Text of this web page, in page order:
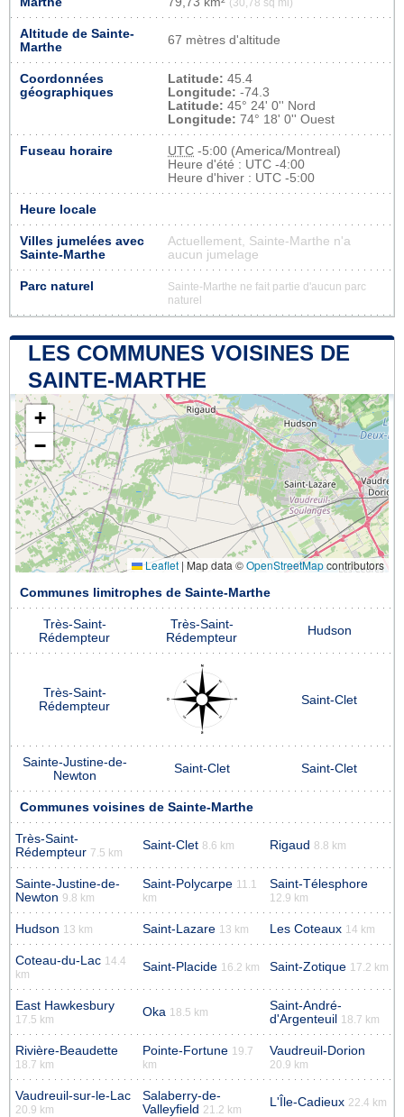
(30,78 sq mi)
Altitude de Sainte-
Marthe
67 mètres d'altitude
Coordonnées
géographiques
Latitude: 45.4
Longitude: -74.3
Latitude: 45° 24' 0'' Nord
Longitude: 74° 18' 0'' Ouest
Fuseau horaire UTC -5:00 (America/Montreal)
Heure d'été : UTC -4:00
Heure d'hiver : UTC -5:00
Heure locale
Villes jumelées avec
Sainte-Marthe
Actuellement, Sainte-Marthe n'a
aucun jumelage
Parc naturel
Sainte-Marthe ne fait partie d'aucun parc
naturel
LES COMMUNES VOISINES DE
SAINTE-MARTHE
+
−
Leaflet | Map data ©OpenStreetMapcontributors
Communes limitrophes de Sainte-Marthe
Très-Saint-
Rédempteur
Très-Saint-
Rédempteur
Hudson
Très-Saint-
Rédempteur
Saint-Clet
Sainte-Justine-de-
Newton
Saint-Clet Saint-Clet
Communes voisines de Sainte-Marthe
Très-Saint-
Rédempteur 7.5 km
Saint-Clet 8.6 km Rigaud 8.8 km
Sainte-Justine-de-
Newton 9.8 km
Saint-Polycarpe 11.1
km
Saint-Télesphore
12.9 km
Hudson 13 km Saint-Lazare 13 km Les Coteaux 14 km
Coteau-du-Lac 14.4
km
Saint-Placide 16.2 km Saint-Zotique 17.2 km
East Hawkesbury
17.5 km
Oka 18.5 km
Saint-André-
d'Argenteuil 18.7 km
Rivière-Beaudette
18.7 km
Pointe-Fortune 19.7
km
Vaudreuil-Dorion
20.9 km
Vaudreuil-sur-le-Lac
20.9 km
Salaberry-de-
Valleyfield 21.2 km
L'Île-Cadieux 22.4 km